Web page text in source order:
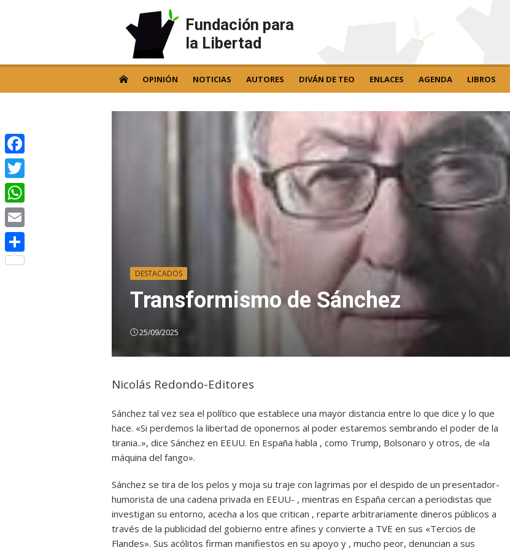
Fundación para
la Libertad
OPINIÓN NOTICIAS AUTORES DIVÁN DE TEO ENLACES AGENDA LIBROS
DESTACADOS
Transformismo de Sánchez
25/09/2025
Nicolás Redondo-Editores
Sánchez tal vez sea el político que establece una mayor distancia entre lo que dice y lo que
hace. «Si perdemos la libertad de oponernos al poder estaremos sembrando el poder de la
tirania..», dice Sánchez en EEUU. En España habla , como Trump, Bolsonaro y otros, de «la
máquina del fango».
Sánchez se tira de los pelos y moja su traje con lagrimas por el despido de un presentador-
humorista de una cadena privada en EEUU- , mientras en España cercan a periodistas que
investigan su entorno, acecha a los que critican , reparte arbitrariamente dineros públicos a
través de la publicidad del gobierno entre afines y convierte a TVE en sus «Tercios de
Flandes». Sus acólitos firman manifiestos en su apoyo y , mucho peor, denuncian a sus
Facebook
Twitter
WhatsApp
Email
Compartir